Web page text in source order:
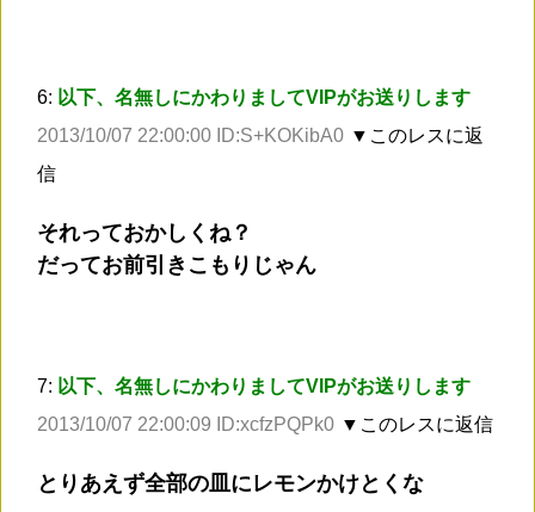
6: 以下、名無しにかわりましてVIPがお送りします
2013/10/07 22:00:00 ID:S+KOKibA0 ▼このレスに返
信
それっておかしくね？
だってお前引きこもりじゃん
7: 以下、名無しにかわりましてVIPがお送りします
2013/10/07 22:00:09 ID:xcfzPQPk0 ▼このレスに返信
とりあえず全部の皿にレモンかけとくな